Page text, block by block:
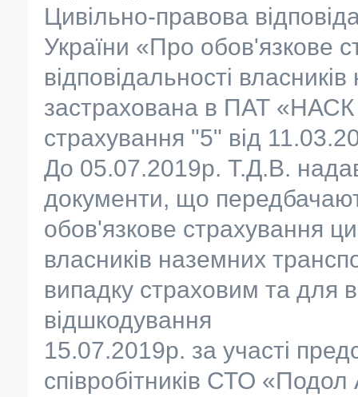
Цивільно-правова
України «Про обов'язкове
відповідальності
застрахована в ПАТ «НАСК
страхування "5" від
До 05.07.2019р. Т.Д.В.
документи, що
обов'язкове страхування
власників наземних
випадку страховим та для
відшкодування
15.07.2019р. за участі
співробітників СТО